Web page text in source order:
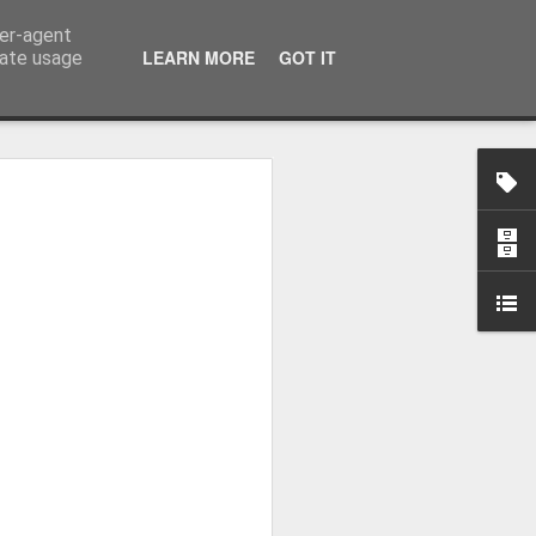
agent
usage
LEARN MORE GOT IT